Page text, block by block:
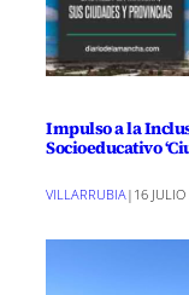
Impulso a la
Socioeducativo
VILLARRUBIA | 16